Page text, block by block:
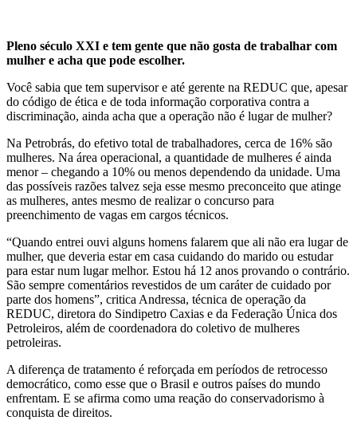
Pleno século XXI e tem gente que não gosta de trabalhar com
mulher e acha que pode escolher.
Você sabia que tem supervisor e até gerente na REDUC que, apesar
do código de ética e de toda informação corporativa contra a
discriminação, ainda acha que a operação não é lugar de mulher?
Na Petrobrás, do efetivo total de trabalhadores, cerca de 16% são
mulheres. Na área operacional, a quantidade de mulheres é ainda
menor – chegando a 10% ou menos dependendo da unidade. Uma
das possíveis razões talvez seja esse mesmo preconceito que atinge
as mulheres, antes mesmo de realizar o concurso para
preenchimento de vagas em cargos técnicos.
“Quando entrei ouvi alguns homens falarem que ali não era lugar de
mulher, que deveria estar em casa cuidando do marido ou estudar
para estar num lugar melhor. Estou há 12 anos provando o contrário.
São sempre comentários revestidos de um caráter de cuidado por
parte dos homens”, critica Andressa, técnica de operação da
REDUC, diretora do Sindipetro Caxias e da Federação Única dos
Petroleiros, além de coordenadora do coletivo de mulheres
petroleiras.
A diferença de tratamento é reforçada em períodos de retrocesso
democrático, como esse que o Brasil e outros países do mundo
enfrentam. E se afirma como uma reação do conservadorismo à
conquista de direitos.